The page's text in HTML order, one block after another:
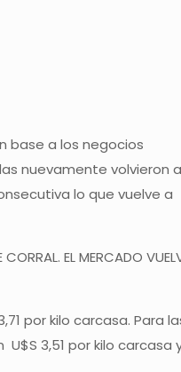
base a los negocios
nuevamente volvieron a
lo que vuelve a
EL MERCADO
por kilo carcasa. Para
3,51 por kilo carcasa